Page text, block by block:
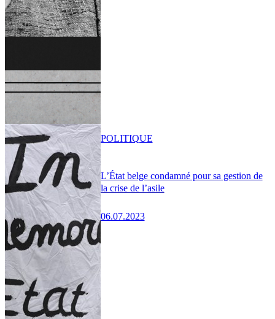
L’État belge condamné pour sa gestion de
la crise de l’asile
06.07.2023
POLITIQUE